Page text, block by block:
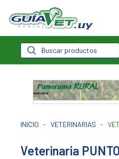
Búsqueda
de
productos
INICIO - VETERINARIAS -
Veterinaria